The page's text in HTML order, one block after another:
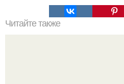
Читайте также